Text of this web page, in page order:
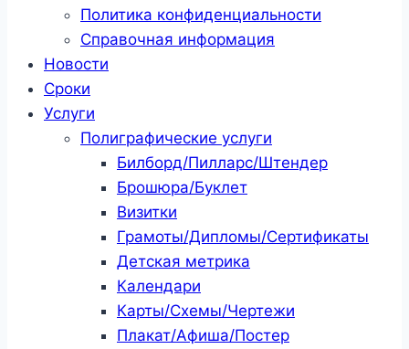
Политика конфиденциальности
Справочная информация
Новости
Сроки
Услуги
Полиграфические услуги
Билборд/Пилларс/Штендер
Брошюра/Буклет
Визитки
Грамоты/Дипломы/Сертификаты
Детская метрика
Календари
Карты/Схемы/Чертежи
Плакат/Афиша/Постер